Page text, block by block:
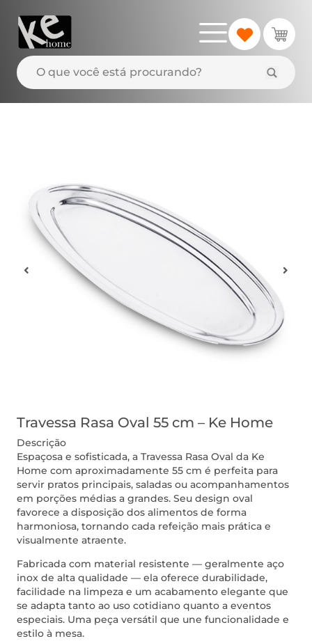
Travessa Rasa Oval 55 cm – Ke Home
Descrição
Espaçosa e sofisticada, a Travessa Rasa Oval da Ke
Home com aproximadamente 55 cm é perfeita para
servir pratos principais, saladas ou acompanhamentos
em porções médias a grandes. Seu design oval
favorece a disposição dos alimentos de forma
harmoniosa, tornando cada refeição mais prática e
visualmente atraente.
Fabricada com material resistente — geralmente aço
inox de alta qualidade — ela oferece durabilidade,
facilidade na limpeza e um acabamento elegante que
se adapta tanto ao uso cotidiano quanto a eventos
especiais. Uma peça versátil que une funcionalidade e
estilo à mesa.